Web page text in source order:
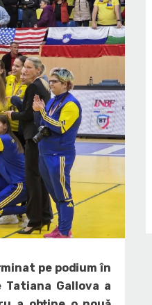
pe podium în
Gallova a